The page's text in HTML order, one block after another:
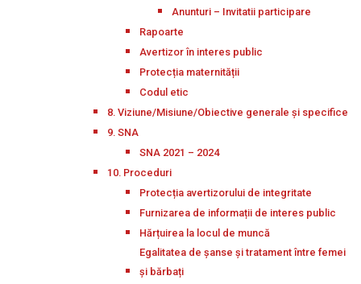
Anunturi – Invitatii participare
Rapoarte
Avertizor în interes public
Protecția maternității
Codul etic
8. Viziune/Misiune/Obiective generale și specifice
9. SNA
SNA 2021 – 2024
10. Proceduri
Protecția avertizorului de integritate
Furnizarea de informații de interes public
Hărțuirea la locul de muncă
Egalitatea de șanse și tratament între femei
și bărbați